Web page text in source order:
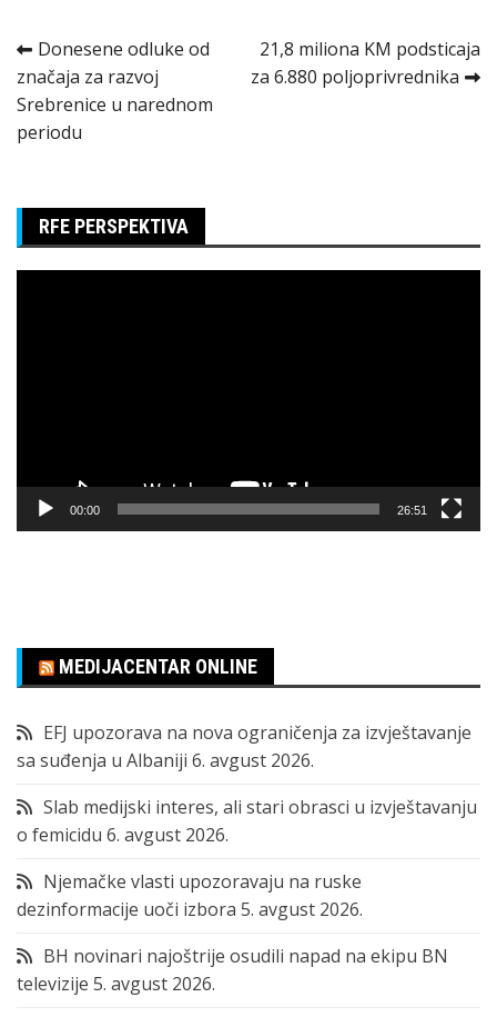
Kretanje
članka
Donesene odluke od
značaja za razvoj
Srebrenice u narednom
periodu
21,8 miliona KM podsticaja
za 6.880 poljoprivrednika
RFE PERSPEKTIVA
00:00 26:51
MEDIJACENTAR ONLINE
EFJ upozorava na nova ograničenja za izvještavanje
sa suđenja u Albaniji 6. avgust 2026.
Slab medijski interes, ali stari obrasci u izvještavanju
o femicidu 6. avgust 2026.
Njemačke vlasti upozoravaju na ruske
dezinformacije uoči izbora 5. avgust 2026.
BH novinari najoštrije osudili napad na ekipu BN
televizije 5. avgust 2026.